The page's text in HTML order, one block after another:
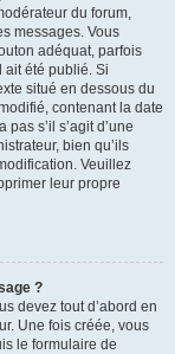
du forum,
messages. Vous
adéquat, parfois
ait été publié. Si
situé en dessous du
contenant la date
s’il s’agit d’une
bien qu’ils
Veuillez
leur propre
?
devez tout d’abord en
Une fois créée, vous
le formulaire de